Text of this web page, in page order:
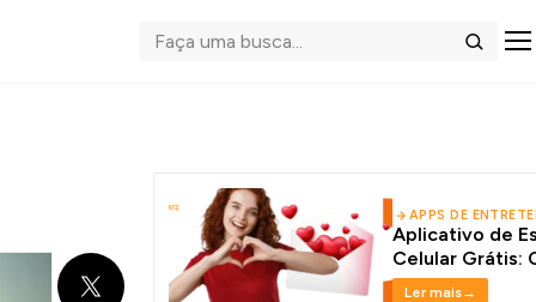
Buscar
X
APPS DE
Aplicativo de
Celular Grátis:
Certas
Ler mais→